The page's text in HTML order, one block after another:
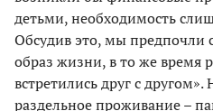
детьми, необходимость
Обсудив это, мы предпочли
образ жизни, в то же время
встретились друг с
раздельное проживание –